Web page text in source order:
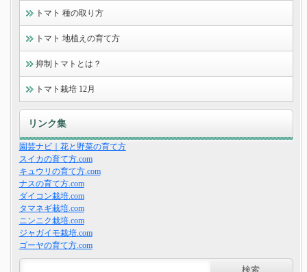
トマト 種の取り方
トマト 地植えの育て方
抑制トマトとは？
トマト栽培 12月
リンク集
園芸ナビ｜花と野菜の育て方
スイカの育て方.com
キュウリの育て方.com
ナスの育て方.com
ダイコン栽培.com
タマネギ栽培.com
ニンニク栽培.com
ジャガイモ栽培.com
ゴーヤの育て方.com